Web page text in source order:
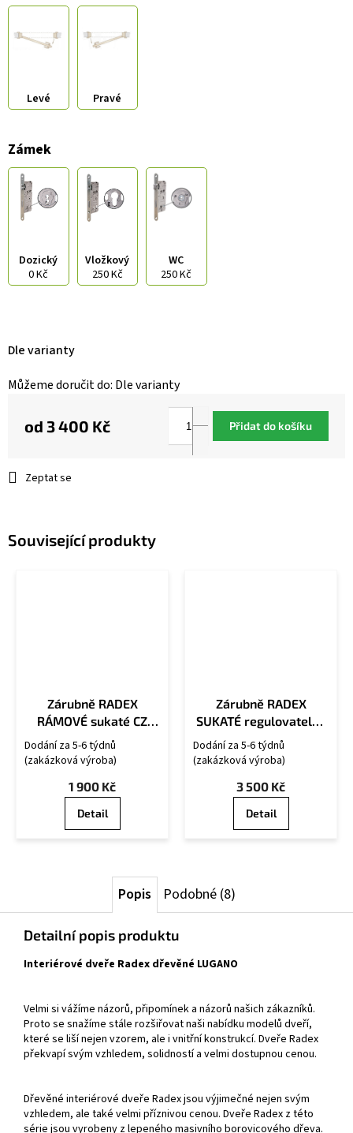
Levé Pravé
Zámek
Dozický
0 Kč
Vložkový
250 Kč
WC
250 Kč
Zeptat se
Můžeme doručit do: Dle varianty
Dle varianty
od 3 400 Kč Přidat do košíku
Související produkty
Zárubně RADEX
RÁMOVÉ sukaté CZ
OS/U
Dodání za 5-6 týdnů
(zakázková výroba)
1 900 Kč
Detail
Zárubně RADEX
SUKATÉ regulovatelné
CZ OSU/R
Dodání za 5-6 týdnů
(zakázková výroba)
3 500 Kč
Detail
Popis Podobné (8)
Detailní popis produktu
Interiérové dveře Radex dřevěné LUGANO
Velmi si vážíme názorů, připomínek a názorů našich zákazníků.
Proto se snažíme stále rozšiřovat naši nabídku modelů dveří,
které se liší nejen vzorem, ale i vnitřní konstrukcí. Dveře Radex
překvapí svým vzhledem, solidností a velmi dostupnou cenou.
Dřevěné interiérové dveře Radex jsou výjimečné nejen svým
vzhledem, ale také velmi příznivou cenou. Dveře Radex z této
série jsou vyrobeny z lepeného masivního borovicového dřeva.